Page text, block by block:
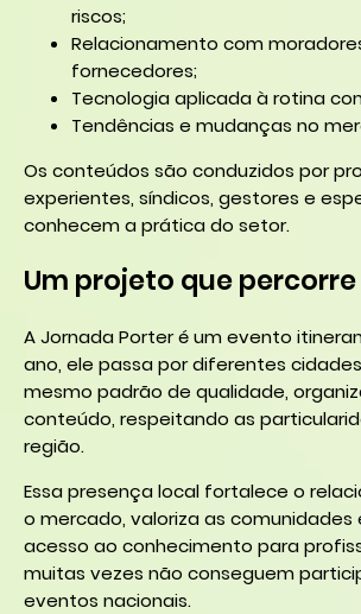
riscos;
Relacionamento com
fornecedores;
Tecnologia aplicada à rotina
Tendências e mudanças no
Os conteúdos são conduzidos por
experientes, síndicos, gestores e
conhecem a prática do setor.
Um projeto que percorre
A Jornada Porter é um evento
ano, ele passa por diferentes
mesmo padrão de qualidade,
conteúdo, respeitando as
região.
Essa presença local fortalece o
o mercado, valoriza as comunidades
acesso ao conhecimento para
muitas vezes não conseguem
eventos nacionais.